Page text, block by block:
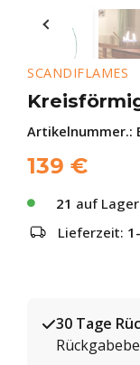
SCANDIFLAMES
Artikelnummer.:
139 €
21 auf Lager
Lieferzeit:
30 Tage